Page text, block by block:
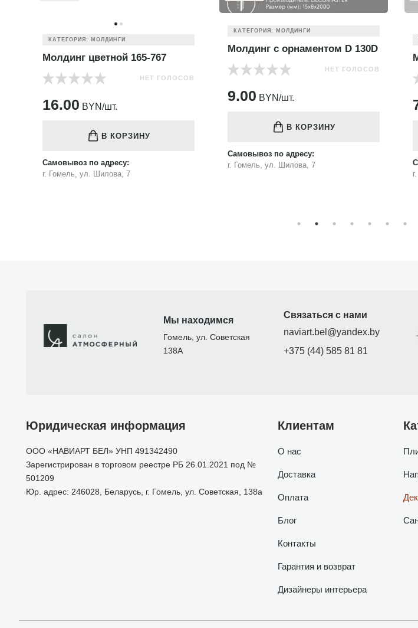
КАТЕГОРИЯ: МОЛДИНГИ
Молдинг цветной 165-767
НЕТ ГОЛОСОВ
16.00 BYN/шт.
В КОРЗИНУ
Самовывоз по адресу:
г. Гомель, ул. Шилова, 7
КАТЕГОРИЯ: МОЛДИНГИ
Молдинг с орнаментом D 130D
НЕТ ГОЛОСОВ
9.00 BYN/шт.
В КОРЗИНУ
Самовывоз по адресу:
г. Гомель, ул. Шилова, 7
Мы находимся
Гомель, ул. Советская
138А
Связаться с нами
naviart.bel@yandex.by
+375 (44) 585 81 81
Юридическая информация
ООО «НАВИАРТ БЕЛ» УНП 491342490
Зарегистрирован в торговом реестре РБ 26.01.2021 под №
501209
Юр. адрес: 246028, Беларусь, г. Гомель, ул. Советская, 138а
Клиентам
О нас
Доставка
Оплата
Блог
Контакты
Гарантия и возврат
Дизайнеры интерьера